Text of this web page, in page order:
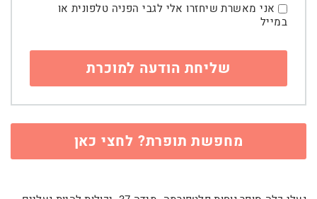
אני מאשרת שיחזרו אלי לגבי הפניה טלפונית או
במייל
מחפשת תופרת? לחצי כאן